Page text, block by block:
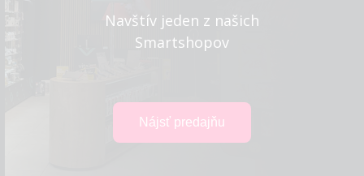
Navštív jeden z našich
Smartshopov